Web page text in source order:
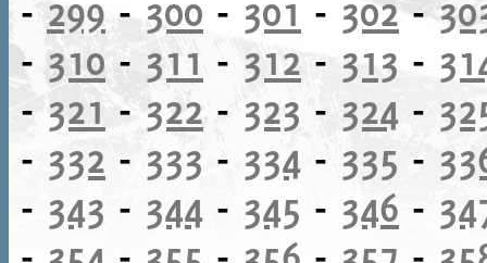
-299 - 300 - 301 - 302-
-310-311 - 312- 313 -
-321 -322 - 323 - 324 -
- 332 - 333 - 334 - 335 -
- 343 - 344 - 345 - 346 -